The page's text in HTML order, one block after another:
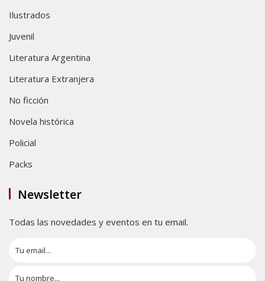
Ilustrados
Juvenil
Literatura Argentina
Literatura Extranjera
No ficción
Novela histórica
Policial
Packs
Newsletter
Todas las novedades y eventos en tu email.